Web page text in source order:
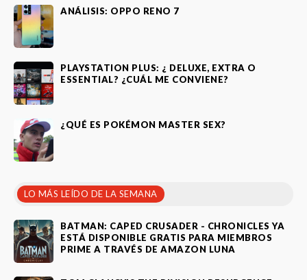
ANÁLISIS: OPPO RENO 7
PLAYSTATION PLUS: ¿ DELUXE, EXTRA O
ESSENTIAL? ¿CUÁL ME CONVIENE?
¿QUÉ ES POKÉMON MASTER SEX?
LO MÁS LEÍDO DE LA SEMANA
BATMAN: CAPED CRUSADER - CHRONICLES YA
ESTÁ DISPONIBLE GRATIS PARA MIEMBROS
PRIME A TRAVÉS DE AMAZON LUNA